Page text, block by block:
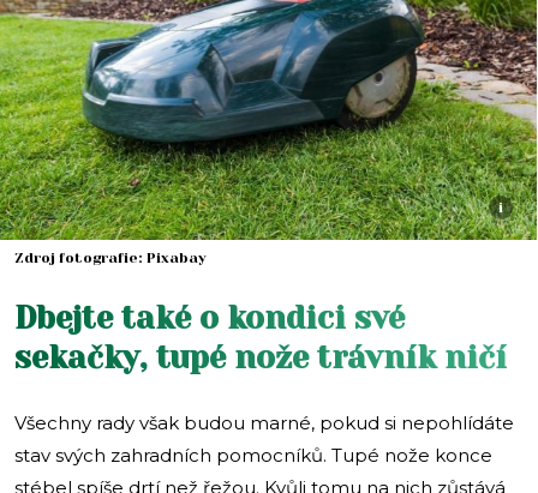
i
Zdroj fotografie: Pixabay
Dbejte také o kondici své
sekačky, tupé nože trávník ničí
Všechny rady však budou marné, pokud si nepohlídáte
stav svých zahradních pomocníků. Tupé nože konce
stébel spíše drtí než řežou. Kvůli tomu na nich zůstává